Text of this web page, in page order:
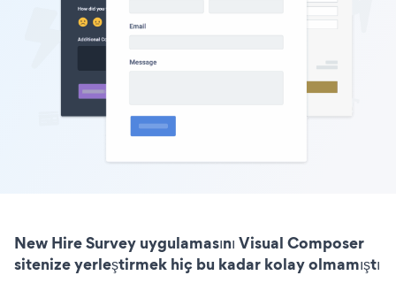
New Hire Survey uygulamasını Visual Composer
sitenize yerleştirmek hiç bu kadar kolay olmamıştı